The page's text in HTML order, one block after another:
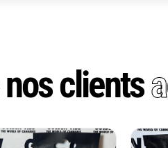
nos clients